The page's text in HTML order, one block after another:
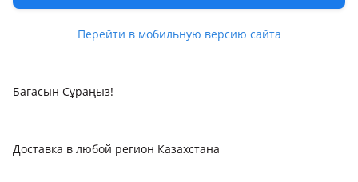
Перейти в мобильную версию сайта
Бағасын Сұраңыз!
Доставка в любой регион Казахстана